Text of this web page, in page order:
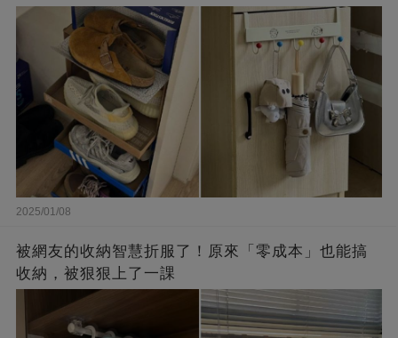
2025/01/08
被網友的收納智慧折服了！原來「零成本」也能搞
收納，被狠狠上了一課